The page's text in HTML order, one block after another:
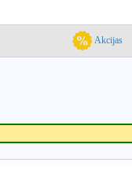
Akcijas